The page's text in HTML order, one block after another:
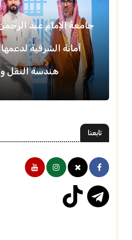
جامعة الإمام عبد
أمانة الشرقية
هندسة النقل
تابعنا